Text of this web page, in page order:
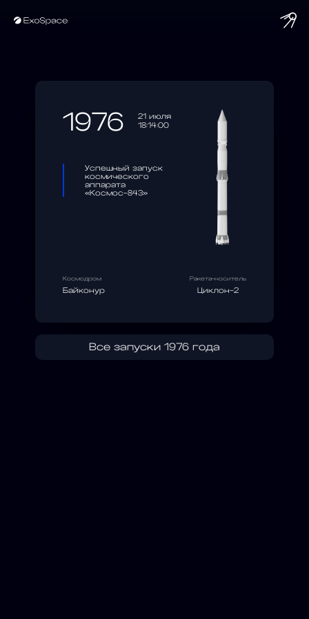
1976
21 июля
18:14:00
Успешный запуск
космического
аппарата
«Космос-843»
Космодром
Байконур
Ракета-носитель
Циклон-2
Все запуски 1976 года